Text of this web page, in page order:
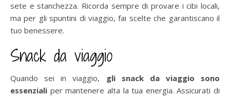
sete e stanchezza. Ricorda sempre di provare i cibi locali,
ma per gli spuntini di viaggio, fai scelte che garantiscano il
tuo benessere.
Snack da viaggio
Quando sei in viaggio, gli snack da viaggio sono
essenziali per mantenere alta la tua energia. Assicurati di